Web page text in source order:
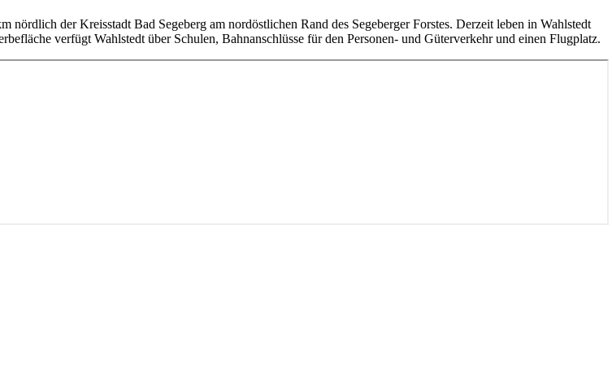
der Kreisstadt Bad Segeberg am nordöstlichen Rand des Segeberger Forstes. Derzeit leben in Wahlstedt
verfügt Wahlstedt über Schulen, Bahnanschlüsse für den Personen- und Güterverkehr und einen Flugplatz.